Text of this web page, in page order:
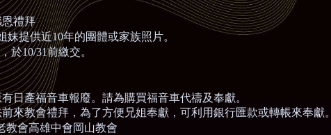
禮拜
妹提供近10年的團體或家族照片。
於10/31前繳交。
日產福音車報廢。請為購買福音車代禱及奉獻。
來教會禮拜，為了方便兄姐奉獻，可利用銀行匯款或轉帳來奉獻。
會高雄中會岡山教會